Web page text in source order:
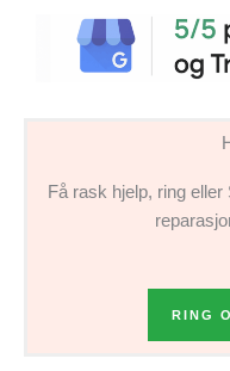
Få rask hjelp, ring
RING